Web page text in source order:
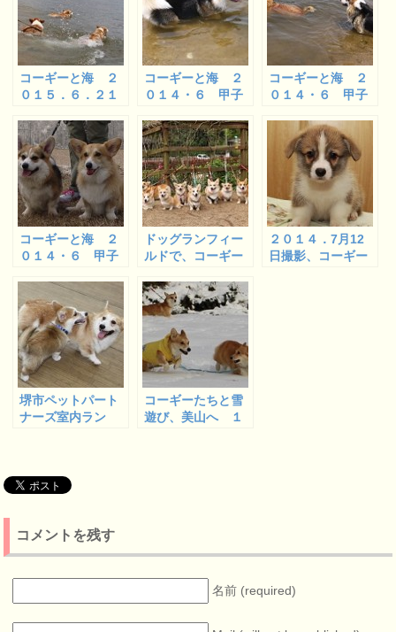
コーギーと海 ２
０１５．６．２１
コーギーと海 ２
０１４・６ 甲子
コーギーと海 ２
０１４・６ 甲子
コーギーと海 ２
０１４・６ 甲子
ドッグランフィー
ルドで、コーギー
２０１４．7月12
日撮影、コーギー
堺市ペットパート
ナーズ室内ラン
コーギーたちと雪
遊び、美山へ １
コメントを残す
名前 (required)